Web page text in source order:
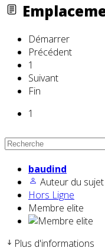
Démarrer
Précédent
1
Suivant
Fin
1
baudind
Auteur du sujet
Hors Ligne
Membre elite
Plus d'informations